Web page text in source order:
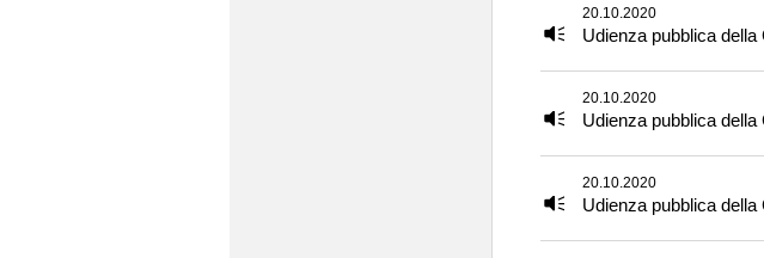
20.10.2020
Udienza pubblica
20.10.2020
Udienza pubblica
20.10.2020
Udienza pubblica